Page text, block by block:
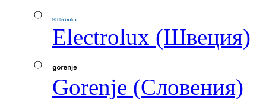
Electrolux (Швеция)
Gorenje (Словения)